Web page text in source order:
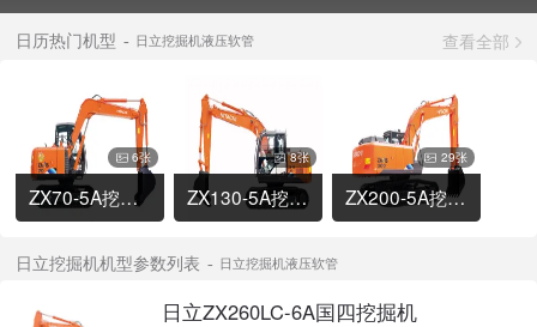
日历热门机型 日立挖掘机液压软管 查看全部
6张
ZX70-5A挖掘机
8张
ZX130-5A挖掘机
29张
ZX200-5A挖掘机
日立挖掘机机型参数列表 日立挖掘机液压软管
日立ZX260LC-6A国四挖掘机